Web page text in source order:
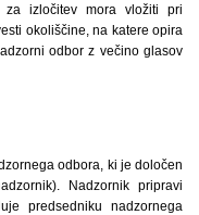
za izločitev mora vložiti pri
okoliščine, na katere opira
odbor z večino glasov
odbora, ki je določen
Nadzornik pripravi
predsedniku nadzornega